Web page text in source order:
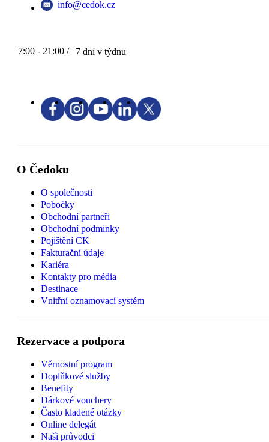
info@cedok.cz
7:00 - 21:00 / 7 dní v týdnu
O Čedoku
O společnosti
Pobočky
Obchodní partneři
Obchodní podmínky
Pojištění CK
Fakturační údaje
Kariéra
Kontakty pro média
Destinace
Vnitřní oznamovací systém
Rezervace a podpora
Věrnostní program
Doplňkové služby
Benefity
Dárkové vouchery
Často kladené otázky
Online delegát
Naši průvodci